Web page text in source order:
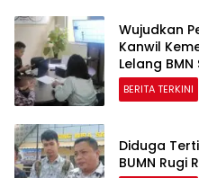
Wujudkan
Kanwil
Lelang
BERITA TERKINI
Diduga
BUMN Rugi